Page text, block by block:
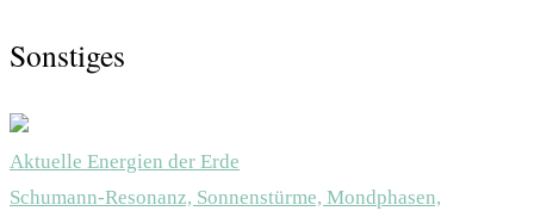
Sonstiges
Aktuelle Energien der Erde
Schumann-Resonanz, Sonnenstürme, Mondphasen,